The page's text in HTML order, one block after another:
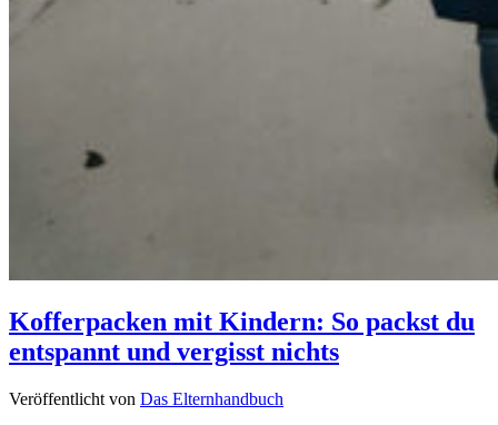
Kofferpacken mit Kindern: So packst du
entspannt und vergisst nichts
Veröffentlicht von Das Elternhandbuch